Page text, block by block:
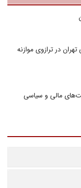
در ترازوی موازنه
مالی و سیاسی